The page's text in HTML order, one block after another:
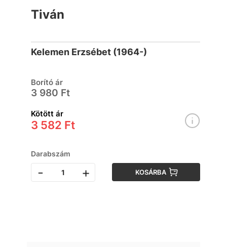
Tiván
Kelemen Erzsébet (1964-)
Borító ár
3 980 Ft
Kötött ár
3 582 Ft
Darabszám
- + KOSÁRBA